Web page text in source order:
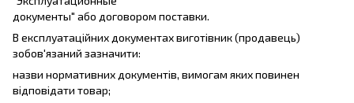
документы" або договором поставки.
В експлуатаційних документах виготівник (продавець)
зобов'язаний зазначити:
назви нормативних документів, вимогам яких повинен
відповідати товар;